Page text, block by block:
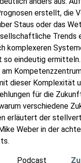
erstellt, die
Staus oder das
Trends
komplexeren
so eindeutig
dieser Komplexität
für die
verschiedene
erläutert der
Weber in der
Podcast